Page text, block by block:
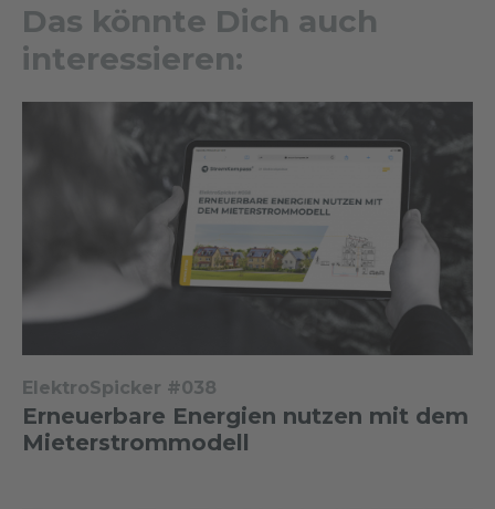
Das könnte Dich auch
interessieren:
ElektroSpicker #038
Erneuerbare Energien nutzen mit dem
Mieterstrommodell